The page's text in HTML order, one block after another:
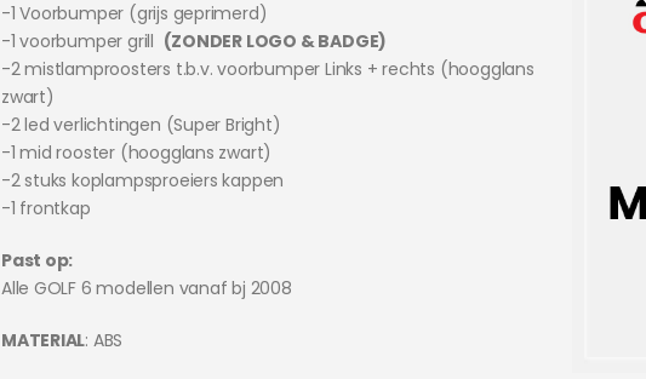
-1 Voorbumper (grijs geprimerd)
-1 voorbumper grill (ZONDER LOGO & BADGE)
-2 mistlamproosters t.b.v. voorbumper Links + rechts (hoogglans
zwart)
-2 led verlichtingen (Super Bright)
-1 mid rooster (hoogglans zwart)
-2 stuks koplampsproeiers kappen
-1 frontkap
Past op:
Alle GOLF 6 modellen vanaf bj 2008
MATERIAL: ABS